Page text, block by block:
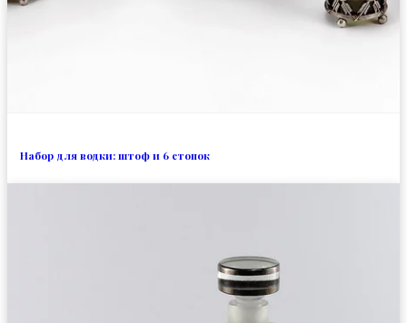
Набор для водки: штоф и 6 стопок